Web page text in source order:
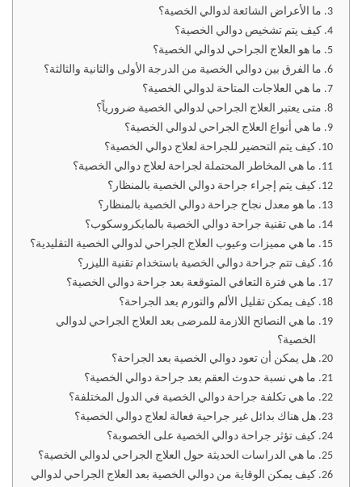
ما الأعراض الشائعة لدوالي الخصية؟
كيف يتم تشخيص دوالي الخصية؟
ما هو العلاج الجراحي لدوالي الخصية؟
ما الفرق بين دوالي الخصية من الدرجة الأولى والثانية والثالثة؟
ما هي العلاجات المتاحة لدوالي الخصية؟
متى يعتبر العلاج الجراحي لدوالي الخصية ضرورياً؟
ما هي أنواع العلاج الجراحي لدوالي الخصية؟
كيف يتم التحضير للجراحة لعلاج دوالي الخصية؟
ما هي المخاطر المحتملة لجراحة لعلاج دوالي الخصية؟
كيف يتم إجراء جراحة دوالي الخصية بالمنظار؟
ما هو معدل نجاح جراحة دوالي الخصية بالمنظار؟
ما هي تقنية جراحة دوالي الخصية بالمايكروسكوب؟
ما هي مميزات وعيوب العلاج الجراحي لدوالي الخصية التقليدية؟
كيف تتم جراحة دوالي الخصية باستخدام تقنية الليزر؟
ما هي فترة التعافي المتوقعة بعد جراحة دوالي الخصية؟
كيف يمكن تقليل الألم والتورم بعد الجراحة؟
ما هي النصائح اللازمة للمرضى بعد العلاج الجراحي لدوالي
الخصية؟
هل يمكن أن تعود دوالي الخصية بعد الجراحة؟
ما هي نسبة حدوث العقم بعد جراحة دوالي الخصية؟
ما هي تكلفة جراحة دوالي الخصية في الدول المختلفة؟
هل هناك بدائل غير جراحية فعالة لعلاج دوالي الخصية؟
كيف تؤثر جراحة دوالي الخصية على الخصوبة؟
ما هي الدراسات الحديثة حول العلاج الجراحي لدوالي الخصية؟
كيف يمكن الوقاية من دوالي الخصية بعد العلاج الجراحي لدوالي